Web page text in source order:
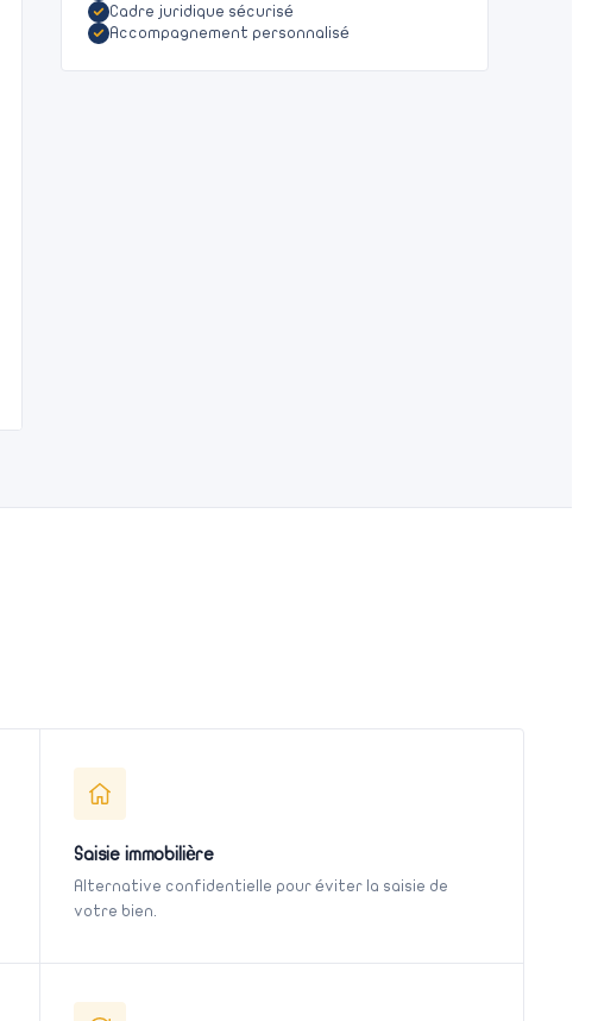
Cadre juridique sécurisé
Accompagnement personnalisé
Saisie immobilière
Alternative confidentielle pour éviter la saisie de
votre bien.